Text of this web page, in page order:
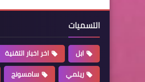
التسميات
ابل اخر اخبار التقنية
ريلمي
سامسونج